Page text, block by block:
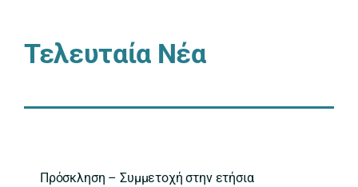
Τελευταία Νέα
Πρόσκληση – Συμμετοχή στην ετήσια